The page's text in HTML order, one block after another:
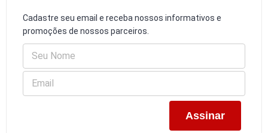
Cadastre seu email e receba nossos informativos e
promoções de nossos parceiros.